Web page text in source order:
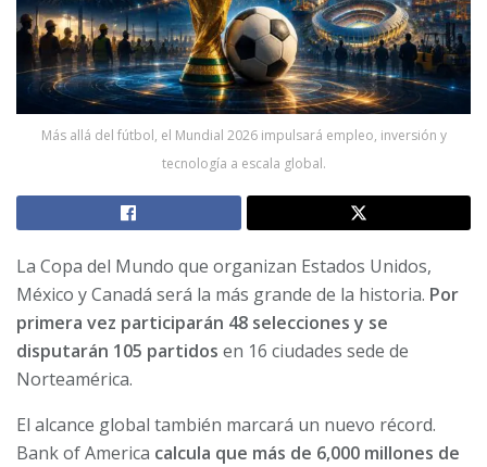
Más allá del fútbol, el Mundial 2026 impulsará empleo, inversión y
tecnología a escala global.
La Copa del Mundo que organizan Estados Unidos,
México y Canadá será la más grande de la historia. Por
primera vez participarán 48 selecciones y se
disputarán 105 partidos en 16 ciudades sede de
Norteamérica.
El alcance global también marcará un nuevo récord.
Bank of America calcula que más de 6,000 millones de